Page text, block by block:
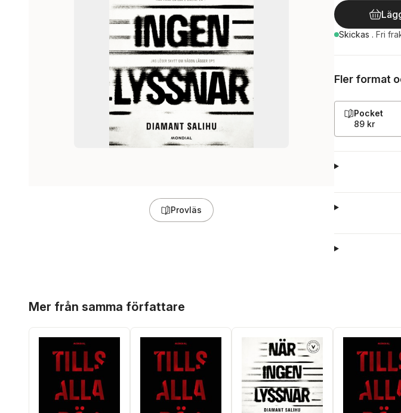
Provläs
Skickas . Fri
Fler format
Pocket
89 kr
Mer från samma författare